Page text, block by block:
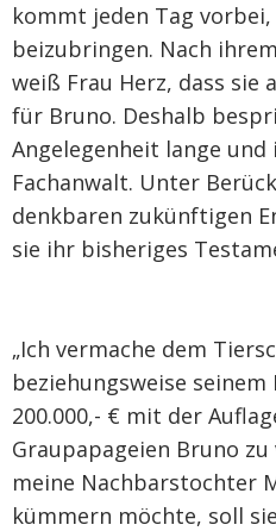
kommt jeden Tag
beizubringen. Nach
weiß Frau Herz, dass sie
für Bruno. Deshalb
Angelegenheit lange
Fachanwalt. Unter
denkbaren zukünftigen
sie ihr bisheriges
„Ich vermache dem
beziehungsweise
200.000,- € mit der
Graupapageien Bruno zu
meine Nachbarstochter
kümmern möchte, soll